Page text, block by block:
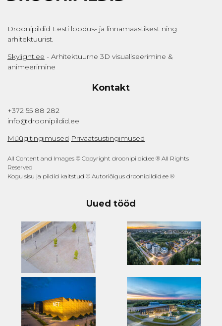
Droonipildid Eesti loodus- ja linnamaastikest ning
arhitektuurist.
Skylight.ee - Arhitektuurne 3D visualiseerimine &
animeerimine
Kontakt
+372 55 88 282
info@droonipildid.ee
Müügitingimused Privaatsustingimused
All Content and Images © Copyright droonipildid.ee ® All Rights
Reserved
Kogu sisu ja pildid kaitstud © Autoriõigus droonipildid.ee ®
Uued tööd